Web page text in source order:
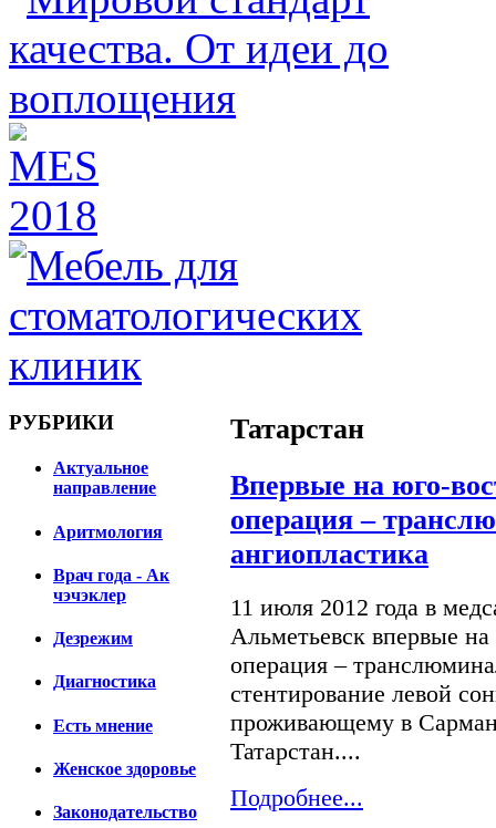
РУБРИКИ
Актуальное
направление
Аритмология
Врач года - Ак
чэчэклер
Дезрежим
Диагностика
Есть мнение
Женское здоровье
Законодательство
Татарстан
Впервые на юго-
операция –
ангиопластика
11 июля 2012 года в
Альметьевск впервые
операция –
стентирование левой
проживающему в
Татарстан....
Подробнее...